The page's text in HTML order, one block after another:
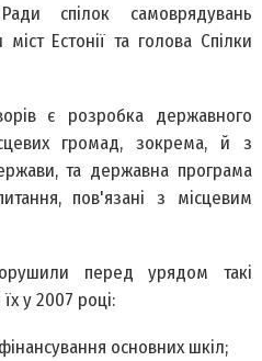
спілок самоврядувань
Естонії та голова Спілки
є розробка державного
громад, зокрема, й з
та державна програма
пов'язані з місцевим
перед урядом такі
у 2007 році:
основних шкіл;